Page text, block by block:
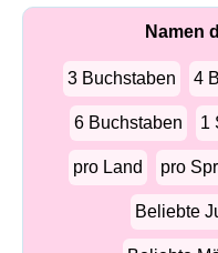
Namen
3 Buchstaben 4
6 Buchstaben 1
pro Land pro
Beliebte